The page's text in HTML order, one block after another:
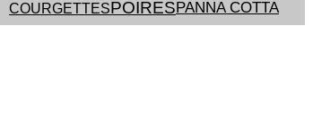
COURGETTESPOIRESPANNA COTTA